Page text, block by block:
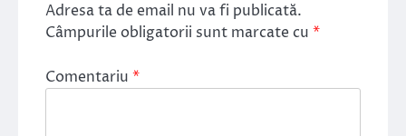
Adresa ta de email nu va fi publicată.
Câmpurile obligatorii sunt marcate cu *
Comentariu *